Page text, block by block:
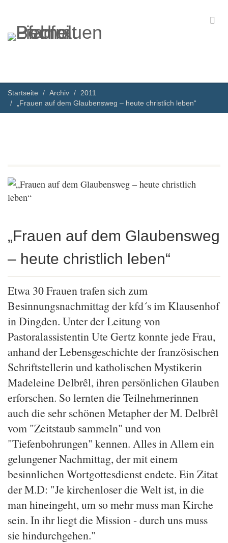
Startseite Archiv
2011
„Frauen auf dem Glaubensweg – heute christlich leben“
„Frauen auf dem Glaubensweg
– heute christlich leben“
Etwa 30 Frauen trafen sich zum
Besinnungsnachmittag der kfd´s im Klausenhof
in Dingden. Unter der Leitung von
Pastoralassistentin Ute Gertz konnte jede Frau,
anhand der Lebensgeschichte der französischen
Schriftstellerin und katholischen Mystikerin
Madeleine Delbrêl, ihren persönlichen Glauben
erforschen. So lernten die Teilnehmerinnen
auch die sehr schönen Metapher der M. Delbrêl
vom "Zeitstaub sammeln" und von
"Tiefenbohrungen" kennen. Alles in Allem ein
gelungener Nachmittag, der mit einem
besinnlichen Wortgottesdienst endete. Ein Zitat
der M.D: "Je kirchenloser die Welt ist, in die
man hineingeht, um so mehr muss man Kirche
sein. In ihr liegt die Mission - durch uns muss
sie hindurchgehen."